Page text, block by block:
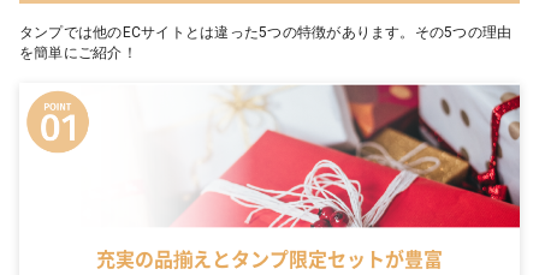
タンプでは他のECサイトとは違った5つの特徴があります。その5つの理由
を簡単にご紹介！
充実の品揃えとタンプ限定セットが豊富